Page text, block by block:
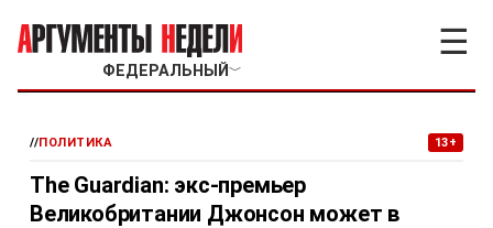
ФЕДЕРАЛЬНЫЙ ﹀
☰
//ПОЛИТИКА 13+
The Guardian: экс-премьер
Великобритании Джонсон может в